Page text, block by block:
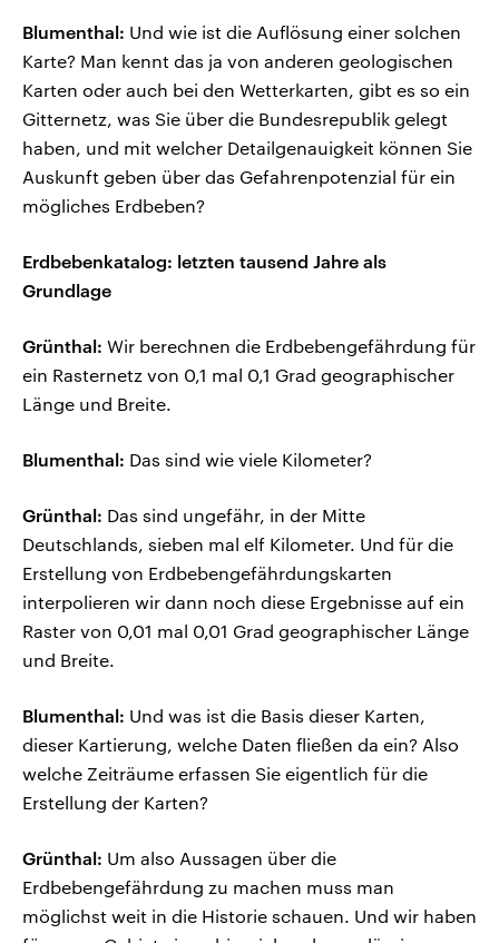
Blumenthal: Und wie ist die Auflösung einer solchen
Karte? Man kennt das ja von anderen geologischen
Karten oder auch bei den Wetterkarten, gibt es so ein
Gitternetz, was Sie über die Bundesrepublik gelegt
haben, und mit welcher Detailgenauigkeit können Sie
Auskunft geben über das Gefahrenpotenzial für ein
mögliches Erdbeben?
Erdbebenkatalog: letzten tausend Jahre als
Grundlage
Grünthal: Wir berechnen die Erdbebengefährdung für
ein Rasternetz von 0,1 mal 0,1 Grad geographischer
Länge und Breite.
Blumenthal: Das sind wie viele Kilometer?
Grünthal: Das sind ungefähr, in der Mitte
Deutschlands, sieben mal elf Kilometer. Und für die
Erstellung von Erdbebengefährdungskarten
interpolieren wir dann noch diese Ergebnisse auf ein
Raster von 0,01 mal 0,01 Grad geographischer Länge
und Breite.
Blumenthal: Und was ist die Basis dieser Karten,
dieser Kartierung, welche Daten fließen da ein? Also
welche Zeiträume erfassen Sie eigentlich für die
Erstellung der Karten?
Grünthal: Um also Aussagen über die
Erdbebengefährdung zu machen muss man
möglichst weit in die Historie schauen. Und wir haben